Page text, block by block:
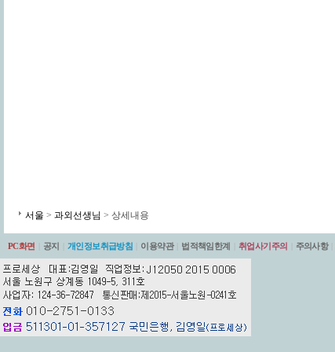
서울 > 과외선생님 > 상세내용
PC화면 공지 개인정보취급방침 이용약관 법적책임한계 취업사기주의 주의사항